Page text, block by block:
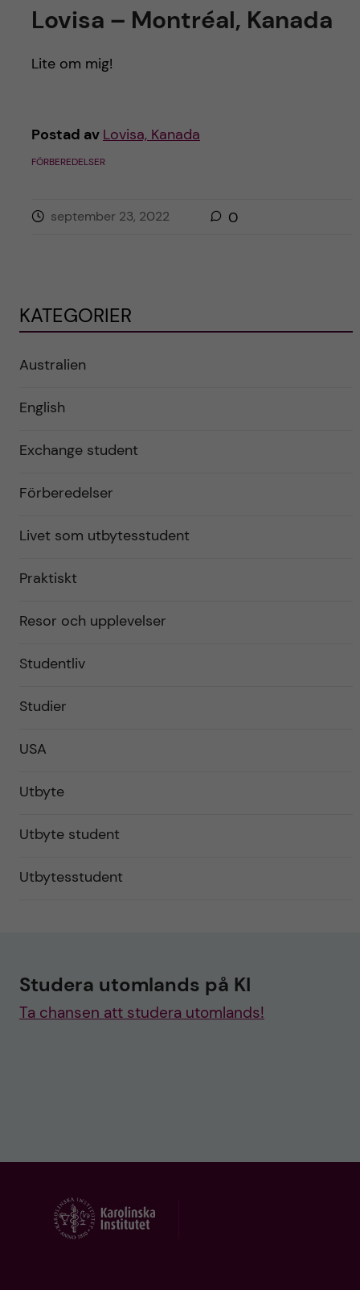
Lovisa – Montréal, Kanada
Lite om mig!
Postad av Lovisa, Kanada
FÖRBEREDELSER
september 23, 2022 0
KATEGORIER
Australien
English
Exchange student
Förberedelser
Livet som utbytesstudent
Praktiskt
Resor och upplevelser
Studentliv
Studier
USA
Utbyte
Utbyte student
Utbytesstudent
Studera utomlands på KI
Ta chansen att studera utomlands!